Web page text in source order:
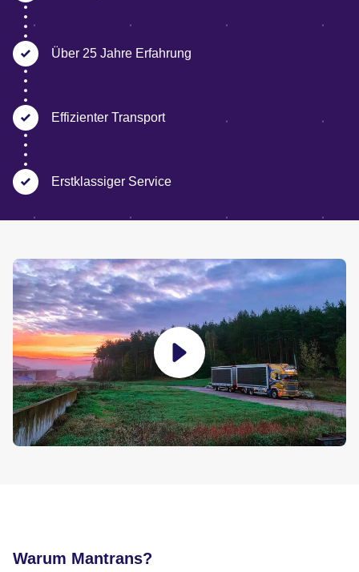
Über 25 Jahre Erfahrung
Effizienter Transport
Erstklassiger Service
Warum Mantrans?